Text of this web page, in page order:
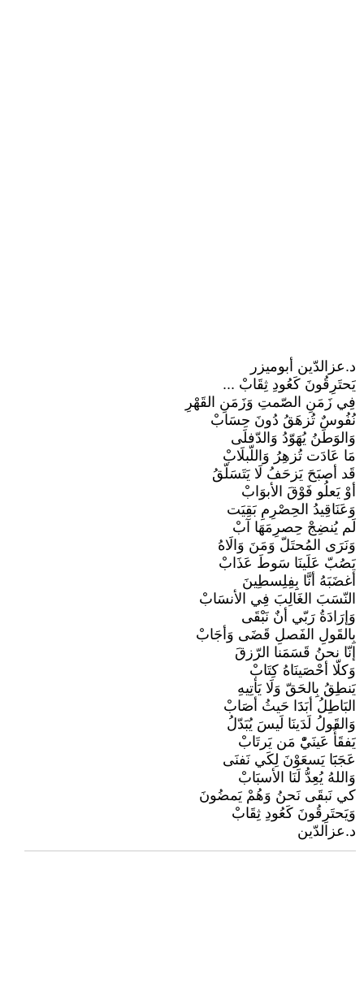
د.عزالدّين أبوميزر
يَحتَرِقُونَ كَعُودِ ثِقَابْ ...
فِي زَمَنِ الصّمتِ وَزَمَنِ القَهْرِ
نُفُوسٌ تُزهَقُ دُونَ حِسَابْ
وَالوَطَنُ يُهَوّدُ وَالدّفلَى
مَا عَادَت تُزهِرُ وَاللّبلَابْ
قَد أصبَحَ يَزحَفُ لَا يَتَسَلّقُ
أوْ يَعلُو فَوْقَ الأبوَابْ
وَعَنَاقِيدُ الحِصْرِمِ بَقِيَت
لَم يُنضِجْ حِصرِمَهَا آبْ
وَنَرَى المُحتَلّ وَمَنَ وَالَاهُ
يَصُبّ عَلَينَا سَوطَ عَذَابْ
أغضَبَهُ أنَّا بِفِلِسطِينَ
النّسَبَ الغَالِبَ فِي الأنسَابْ
وَإرَادَةُ رَبّي أنٌ نَبْقَى
بِالقَولِ الفَصلِ قَضَى وَأجَابْ
إنّا نحنُ قَسَمَنا الرّزقَ
وَكلّا أحْصَينَاهُ كِتَابْ
يَنطِقُ بِالحَقّ وَلَا يَأتِيهِ
البَاطِلُ أبَدََا حَيثُ أصَابْ
وَالقَولُ لَدَينَا لَيسَ يُبَدّلُ
يَفقَأُ عَينَيّْ مَن يَرتَابْ
عَجَبََا يَسعَوْنَ لِكَي نَفنَى
وَاللهُ يُعِدُّ لَنَا الأسبَابْ
كي نَبقَى نَحنُ وَهُمْ يَمضُونَ
وَيَحتَرِقُونَ كَعُودِ ثِقَابْ
د.عزالدّين